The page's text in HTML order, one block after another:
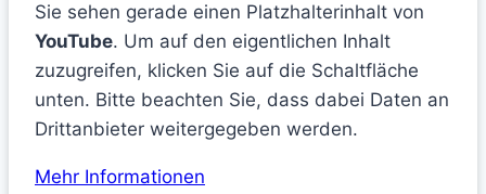
Sie sehen gerade einen Platzhalterinhalt von
YouTube. Um auf den eigentlichen Inhalt
zuzugreifen, klicken Sie auf die Schaltfläche
unten. Bitte beachten Sie, dass dabei Daten an
Drittanbieter weitergegeben werden.
Mehr Informationen